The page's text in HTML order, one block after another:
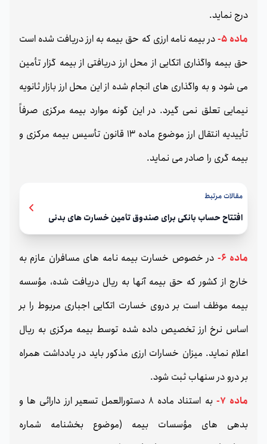
درج نماید.
ماده 5-
در بیمه نامه ارزی که حق بیمه به ارز دریافت شده است
حق بیمه واگذاری اتکایی از محل ارز دریافتی از بیمه گزار تأمین
می شود و به واگذاری های انجام شده از این محل ارز بازار ثانویه
نیمایی تعلق نمی گیرد. در این گونه موارد بیمه مرکزی صرفاً
تأییدیه انتقال ارز موضوع ماده 13 قانون تأسیس بیمه مرکزی و
بیمه گری را صادر می نماید.
مقالات مرتبط
افتتاح حساب بانکی برای صندوق تأمین خسارت های بدنی
ماده 6-
در خصوص خسارت بیمه نامه های مسافران عازم به
خارج از کشور که حق بیمه آنها به ریال دریافت شده، مؤسسه
بیمه موظف است بر دروی خسارت اتکایی اجباری مربوط را بر
اساس نرخ ارز تخصیص داده شده توسط بیمه مرکزی به ریال
اعلام نماید. میزان خسارات ارزی مذکور باید در یادداشت همراه
بر درو در سنهاب ثبت شود.
ماده 7-
به استناد ماده 8 دستورالعمل تسعير ارز دارائی ها و
بدهی های مؤسسات بیمه (موضوع بخشنامه شماره